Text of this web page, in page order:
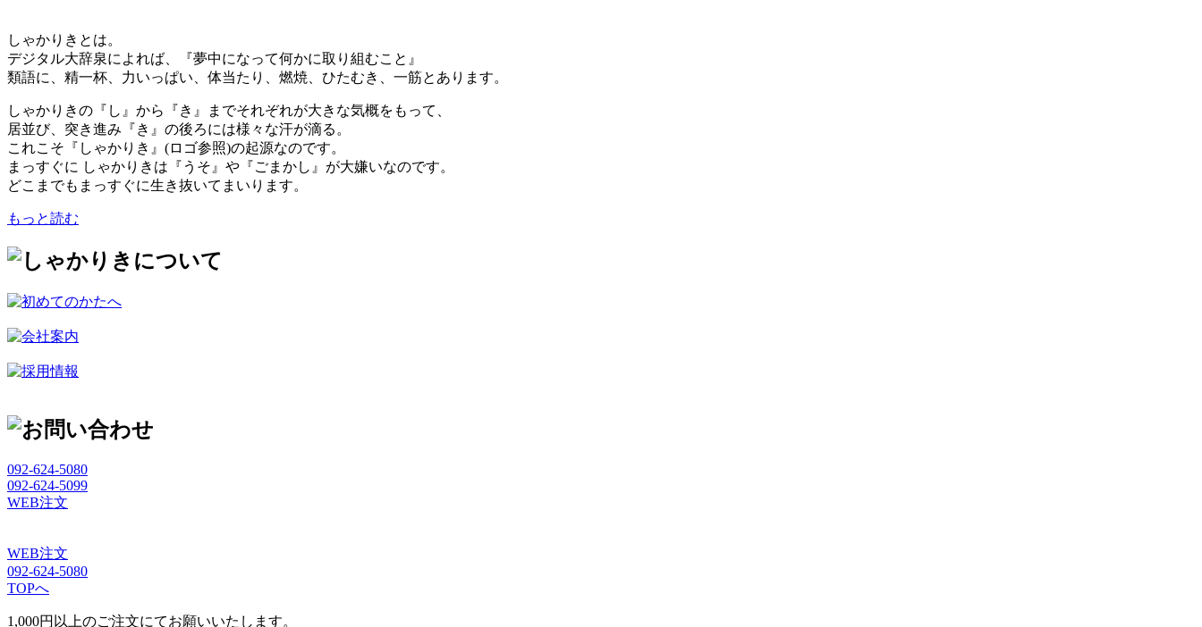
しゃかりきとは。
デジタル大辞泉によれば、『夢中になって何かに取り組むこと』
類語に、精一杯、力いっぱい、体当たり、燃焼、ひたむき、一筋とあります。
しゃかりきの『し』から『き』までそれぞれが大きな気概をもって、
居並び、突き進み『き』の後ろには様々な汗が滴る。
これこそ『しゃかりき』(ロゴ参照)の起源なのです。
まっすぐに しゃかりきは『うそ』や『ごまかし』が大嫌いなのです。
どこまでもまっすぐに生き抜いてまいります。
もっと読む
092-624-5080
092-624-5099
WEB注文
WEB注文
092-624-5080
TOPへ
1,000円以上のご注文にてお願いいたします。